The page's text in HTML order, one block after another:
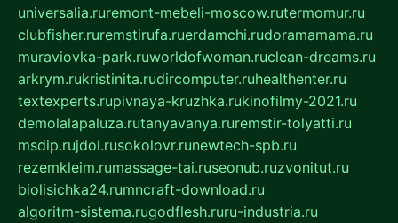
universalia.ruremont-mebeli-moscow.rutermomur.ru
clubfisher.ruremstirufa.ruerdamchi.rudoramamama.ru
muraviovka-park.ruworldofwoman.ruclean-dreams.ru
arkrym.rukristinita.rudircomputer.ruhealthenter.ru
textexperts.rupivnaya-kruzhka.rukinofilmy-2021.ru
demolalapaluza.rutanyavanya.ruremstir-tolyatti.ru
msdip.rujdol.rusokolovr.runewtech-spb.ru
rezemkleim.rumassage-tai.ruseonub.ruzvonitut.ru
biolisichka24.rumncraft-download.ru
algoritm-sistema.rugodflesh.ruru-industria.ru